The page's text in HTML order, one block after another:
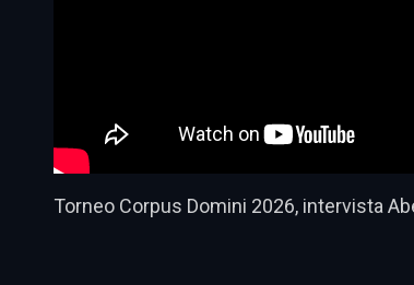
Torneo Corpus Domini 2026, intervista